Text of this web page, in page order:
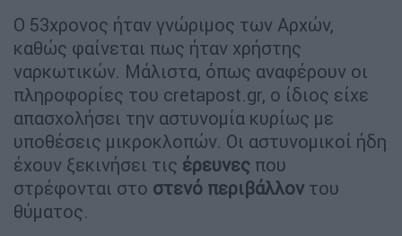
Ο 53χρονος ήταν γνώριμος των Αρχών,
καθώς φαίνεται πως ήταν χρήστης
ναρκωτικών. Μάλιστα, όπως αναφέρουν οι
πληροφορίες του cretapost.gr, ο ίδιος είχε
απασχολήσει την αστυνομία κυρίως με
υποθέσεις μικροκλοπών. Οι αστυνομικοί ήδη
έχουν ξεκινήσει τις έρευνες που
στρέφονται στο στενό περιβάλλον του
θύματος.